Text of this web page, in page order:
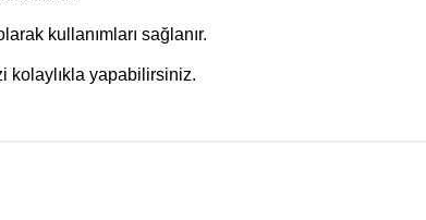
kullanımları sağlanır.
kolaylıkla yapabilirsiniz.